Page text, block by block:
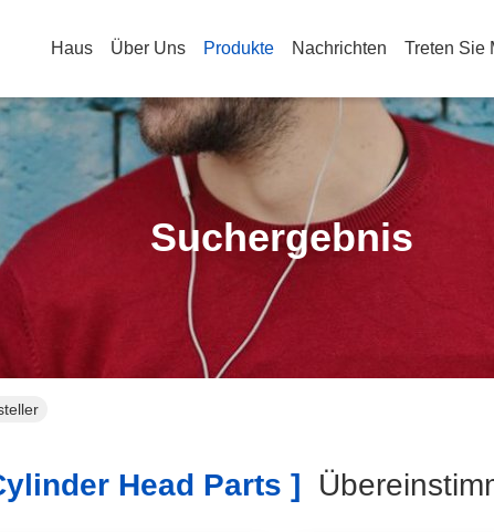
Haus Über Uns Produkte Nachrichten Treten Sie
Suchergebnis
Head Parts ]